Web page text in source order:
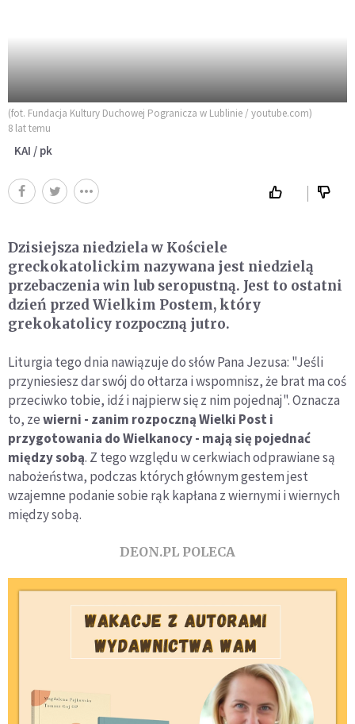
(fot. Fundacja Kultury Duchowej Pogranicza w Lublinie / youtube.com)
8 lat temu
KAI / pk
Dzisiejsza niedziela w Kościele
greckokatolickim nazywana jest niedzielą
przebaczenia win lub seropustną. Jest to ostatni
dzień przed Wielkim Postem, który
grekokatolicy rozpoczną jutro.
Liturgia tego dnia nawiązuje do słów Pana Jezusa: "Jeśli
przyniesiesz dar swój do ołtarza i wspomnisz, że brat ma coś
przeciwko tobie, idź i najpierw się z nim pojednaj". Oznacza
to, zewierni - zanim rozpoczną Wielki Post i
przygotowania do Wielkanocy - mają się pojednać
między sobą. Z tego względu w cerkwiach odprawiane są
nabożeństwa, podczas których głównym gestem jest
wzajemne podanie sobie rąk kapłana z wiernymi i wiernych
między sobą.
DEON.PL POLECA